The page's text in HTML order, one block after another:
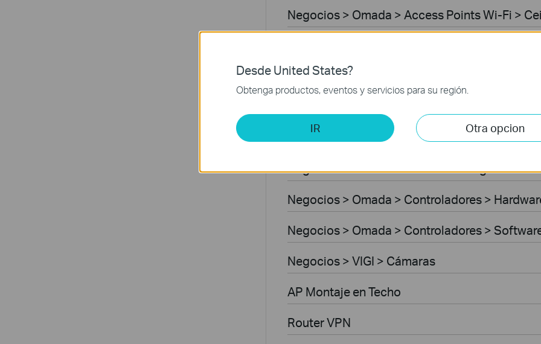
Negocios > Omada > Access Points Wi-Fi >
Negocios > Omada > Switches > Access
Negocios > Omada > Routers > Wired
Negocios > Omada > Routers > Integrated
Negocios > Omada > Controladores >
Negocios > Omada > Controladores >
Negocios > VIGI > Cámaras
AP Montaje en Techo
Router VPN
Desde United States?
Obtenga productos, eventos y servicios para su región.
IR Otra opcion